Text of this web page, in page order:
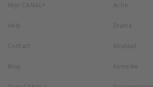
Mijn CANAL+
Help
Contact
Blog
Actie
Drama
Misdaad
Komedie